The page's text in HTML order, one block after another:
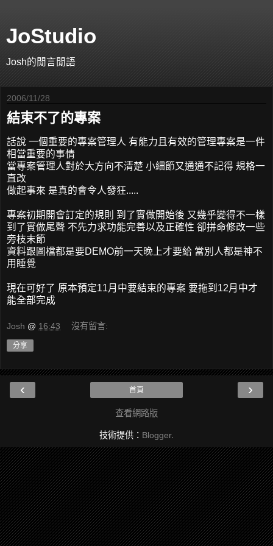
JoStudio
Josh的閒言閒語
2006/11/28
結束不了的專案
話說 一個重要的專案管理人 有能力且有效的管理專案是一件
相當重要的事情
當專案管理人對於大方向不清楚 小細節又通通不記得 規格一
直改
做起事來 是真的會令人發狂.....
專案初期開會訂定的規則 到了實做開始後 又幾乎變得不一樣
到了實做尾聲 不先力求功能完善以及正確性 卻拼命修改一些
旁枝末節
資料跟圖檔都是要DEMO前一天晚上才要給 當別人都是神不
用睡覺
現在可好了 原本預定11月中要結束的專案 要拖到12月中才
能全部完成
Josh @ 16:43 沒有留言:
分享
‹ ›
首頁
查看網路版
技術提供： Blogger.